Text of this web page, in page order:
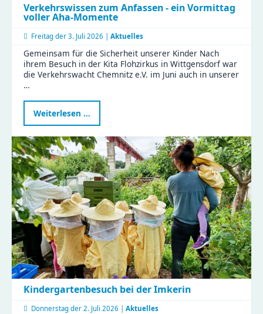
Verkehrswissen zum Anfassen - ein Vormittag
voller Aha-Momente
Freitag der 3. Juli 2026 | Aktuelles
Gemeinsam für die Sicherheit unserer Kinder Nach
ihrem Besuch in der Kita Flohzirkus in Wittgensdorf war
die Verkehrswacht Chemnitz e.V. im Juni auch in unserer
…
Weiterlesen …
zum
Anfassen
-
ein
Vormittag
voller
Aha-
Momente
Kindergartenbesuch bei der Imkerin
Donnerstag der 2. Juli 2026 | Aktuelles